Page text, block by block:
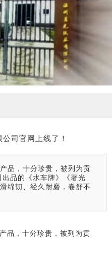
司官网上线了！
品，十分珍贵，被列为贡
品的《水车牌》《著光
绵韧、经久耐磨，卷舒不
品，十分珍贵，被列为贡